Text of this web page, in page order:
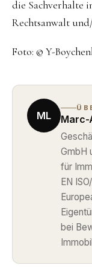
die Sachverhalte
Rechtsanwalt
Foto: © Y-
ML Marc-
GmbH
für
EN
bei